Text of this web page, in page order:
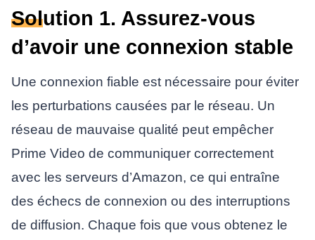
Solution 1. Assurez-vous
d’avoir une connexion stable
Une connexion fiable est nécessaire pour éviter
les perturbations causées par le réseau. Un
réseau de mauvaise qualité peut empêcher
Prime Video de communiquer correctement
avec les serveurs d’Amazon, ce qui entraîne
des échecs de connexion ou des interruptions
de diffusion. Chaque fois que vous obtenez le